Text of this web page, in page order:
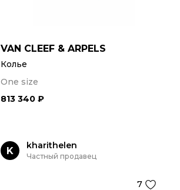
VAN CLEEF & ARPELS
Колье
One size
813 340 ₽
K kharithelen
Частный продавец
7